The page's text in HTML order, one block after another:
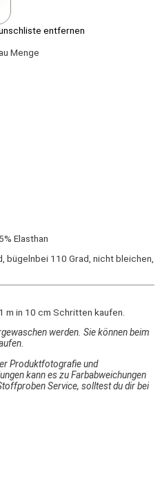
entfernen
Menge
Elasthan
bügelnbei 110 Grad, nicht bleichen,
m in 10 cm Schritten kaufen.
werden. Sie können beim
Produktfotografie und
kann es zu Farbabweichungen
Service, solltest du dir bei